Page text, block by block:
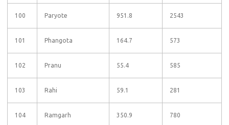
100 Paryote 951.8 2543
101 Phangota 164.7 573
102 Pranu 55.4 585
103 Rahi 59.1 281
104 Ramgarh 350.9 780